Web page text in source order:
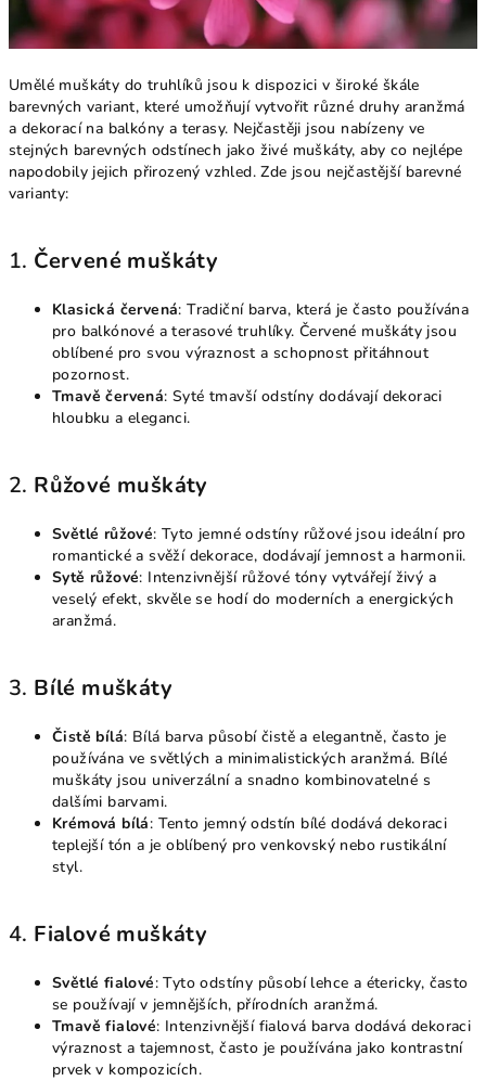
Umělé muškáty do truhlíků jsou k dispozici v široké škále
barevných variant, které umožňují vytvořit různé druhy aranžmá
a dekorací na balkóny a terasy. Nejčastěji jsou nabízeny ve
stejných barevných odstínech jako živé muškáty, aby co nejlépe
napodobily jejich přirozený vzhled. Zde jsou nejčastější barevné
varianty:
1. Červené muškáty
Klasická červená: Tradiční barva, která je často používána
pro balkónové a terasové truhlíky. Červené muškáty jsou
oblíbené pro svou výraznost a schopnost přitáhnout
pozornost.
Tmavě červená: Syté tmavší odstíny dodávají dekoraci
hloubku a eleganci.
2. Růžové muškáty
Světlé růžové: Tyto jemné odstíny růžové jsou ideální pro
romantické a svěží dekorace, dodávají jemnost a harmonii.
Sytě růžové: Intenzivnější růžové tóny vytvářejí živý a
veselý efekt, skvěle se hodí do moderních a energických
aranžmá.
3. Bílé muškáty
Čistě bílá: Bílá barva působí čistě a elegantně, často je
používána ve světlých a minimalistických aranžmá. Bílé
muškáty jsou univerzální a snadno kombinovatelné s
dalšími barvami.
Krémová bílá: Tento jemný odstín bílé dodává dekoraci
teplejší tón a je oblíbený pro venkovský nebo rustikální
styl.
4. Fialové muškáty
Světlé fialové: Tyto odstíny působí lehce a étericky, často
se používají v jemnějších, přírodních aranžmá.
Tmavě fialové: Intenzivnější fialová barva dodává dekoraci
výraznost a tajemnost, často je používána jako kontrastní
prvek v kompozicích.